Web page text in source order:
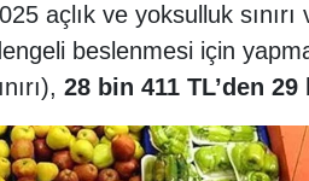
açlık ve yoksulluk
beslenmesi için
28 bin 411 TL’den 29